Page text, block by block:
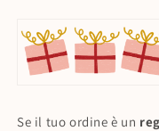
Se il tuo ordine è un